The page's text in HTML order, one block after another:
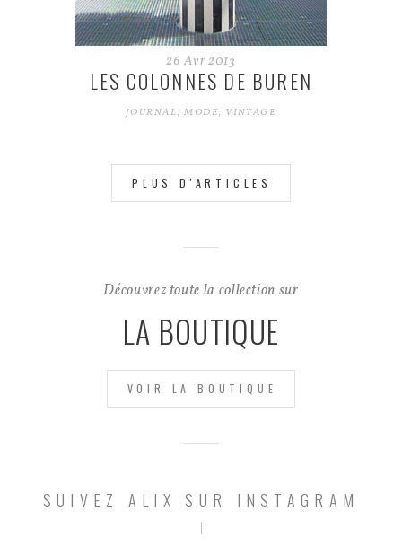
26 Avr 2013
LES COLONNES DE BUREN
JOURNAL,MODE, VINTAGE
PLUS D'ARTICLES
Découvrez toute la collection sur
LA BOUTIQUE
VOIR LA BOUTIQUE
SUIVEZ ALIX SUR INSTAGRAM